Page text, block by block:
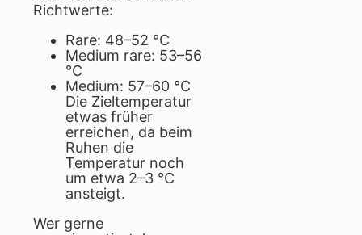
Richtwerte:
Rare: 48–52 °C
Medium rare: 53–56
°C
Medium: 57–60 °C
Die Zieltemperatur
etwas früher
erreichen, da beim
Ruhen die
Temperatur noch
um etwa 2–3 °C
ansteigt.
Wer gerne